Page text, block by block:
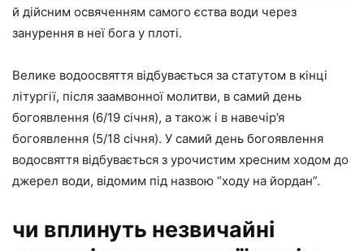
й дійсним освяченням самого єства води через
занурення в неї бога у плоті.
Велике водоосвяття відбувається за статутом в кінці
літургії, після заамвонної молитви, в самий день
богоявлення (6/19 січня), а також і в навечір’я
богоявлення (5/18 січня). У самий день богоявлення
водосвяття відбувається з урочистим хресним ходом до
джерел води, відомим під назвою “ходу на йордан”.
чи вплинуть незвичайні